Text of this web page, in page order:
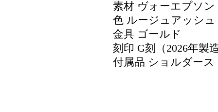
素材 ヴォーエプソン
色 ルージュアッシュ
金具 ゴールド
刻印 G刻（2026年製
付属品 ショルダー